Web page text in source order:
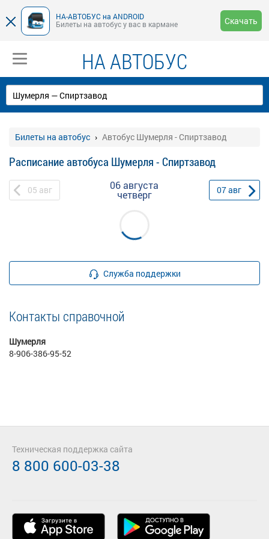
НА-АВТОБУС на ANDROID
Билеты на автобус у вас в кармане
Скачать
НА АВТОБУС
Билеты на автобус Автобус Шумерля - Спиртзавод
Расписание автобуса Шумерля - Спиртзавод
05 авг 06 августа
четверг 07авг
Служба поддержки
Контакты справочной
Шумерля
8-906-386-95-52
Техническая поддержка сайта
8 800 600-03-38